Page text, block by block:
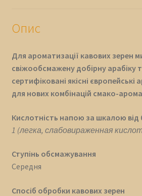
Опис
Для ароматизації кавових зерен
свіжообсмажену добірну арабіку
сертифіковані якісні
для нових комбінацій смако-
Кислотність напою за шкалою від
1 (легка, слабовираженная
Ступінь обсмажування
Середня
Спосіб обробки кавових зерен